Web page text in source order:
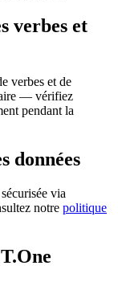
verbes et
verbes et de
— vérifiez
pendant la
données
via
notre politique